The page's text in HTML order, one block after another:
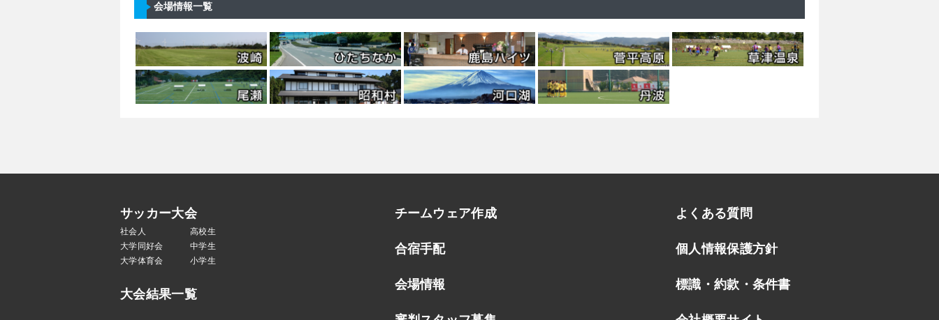
会場情報一覧
サッカー大会
社会人
大学同好会
大学体育会
高校生
中学生
小学生
大会結果一覧
チームウェア作成
合宿手配
会場情報
よくある質問
個人情報保護方針
標識・約款・条件書